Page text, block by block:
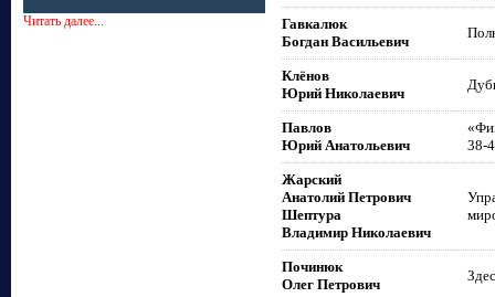
Читать далее...
Гавкалюк
Богдан Васильевич
Клёнов
Юрий Николаевич
Павлов
Юрий Анатольевич
38-
Жарский
Анатолий Петрович
Шептура
Владимир Николаевич
Починюк
Олег Петрович